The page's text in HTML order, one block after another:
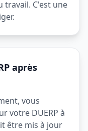
C'est une
après
vous
votre DUERP à
être mis à jour